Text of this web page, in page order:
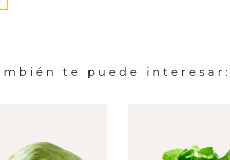
te puede interesar: